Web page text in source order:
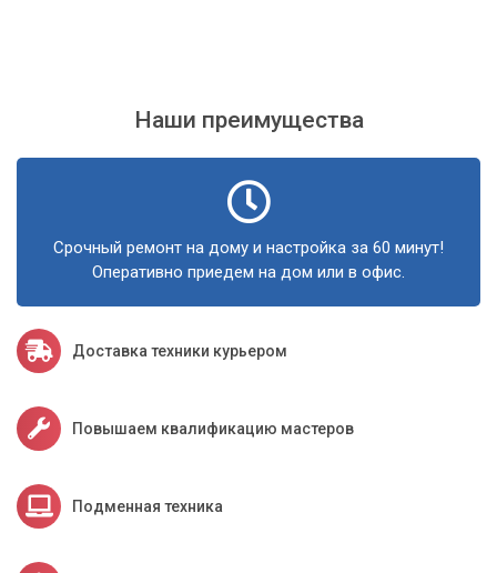
Наши преимущества
Срочный ремонт на дому и настройка за 60 минут!
Оперативно приедем на дом или в офис.
Доставка техники курьером
Повышаем квалификацию мастеров
Подменная техника